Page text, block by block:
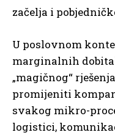
začelja i
U poslovnom
marginalnih
„magičnog“
promijeniti
svakog mikro-
logistici,